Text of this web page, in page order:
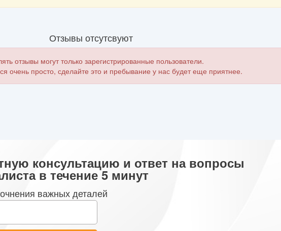
Отзывы отсутсвуют
отзывы могут только зарегистрированные пользователи.
очень просто, сделайте это и пребывание у нас будет еще приятнее.
консультацию и ответ на вопросы
в течение 5 минут
важных деталей